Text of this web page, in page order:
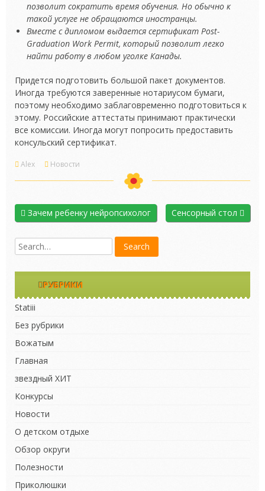
позволит сократить время обучения. Но обычно к
такой услуге не обращаются иностранцы.
Вместе с дипломом выдается сертификат Post-
Graduation Work Permit, который позволит легко
найти работу в любом уголке Канады.
Придется подготовить большой пакет документов.
Иногда требуются заверенные нотариусом бумаги,
поэтому необходимо заблаговременно подготовиться к
этому. Российские аттестаты принимают практически
все комиссии. Иногда могут попросить предоставить
консульский сертификат.
Alex Новости
Зачем ребенку нейропсихолог Сенсорный стол
РУБРИКИ
Statiii
Без рубрики
Вожатым
Главная
звездный ХИТ
Конкурсы
Новости
О детском отдыхе
Обзор округи
Полезности
Приколюшки